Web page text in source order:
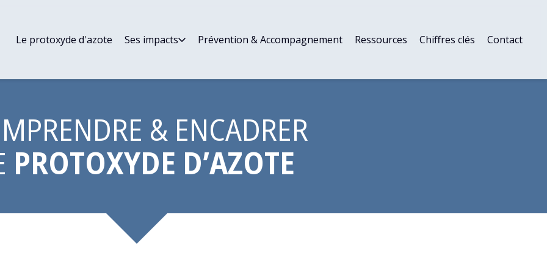
Le protoxyde d'azote Ses impacts Prévention & Accompagnement Ressources Chiffres clés Contact
& ENCADRER
PROTOXYDE D’AZOTE